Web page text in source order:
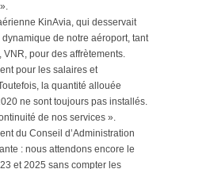
KinAvia, qui desservait
de notre aéroport, tant
pour des affrètements.
pour les salaires et
la quantité allouée
ne sont toujours pas installés.
de nos services ».
du Conseil d’Administration
: nous attendons encore le
et 2025 sans compter les